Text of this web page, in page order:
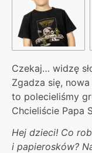
Czekaj… widzę
Zgadza się,
to polecieliśmy
Chcieliście Papa
Hej dzieci! Co
i papierosków?